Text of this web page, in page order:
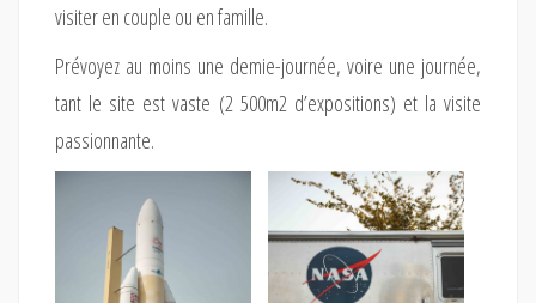
visiter en couple ou en famille.
Prévoyez au moins une demie-journée, voire une journée,
tant le site est vaste (2 500m2 d’expositions) et la visite
passionnante.